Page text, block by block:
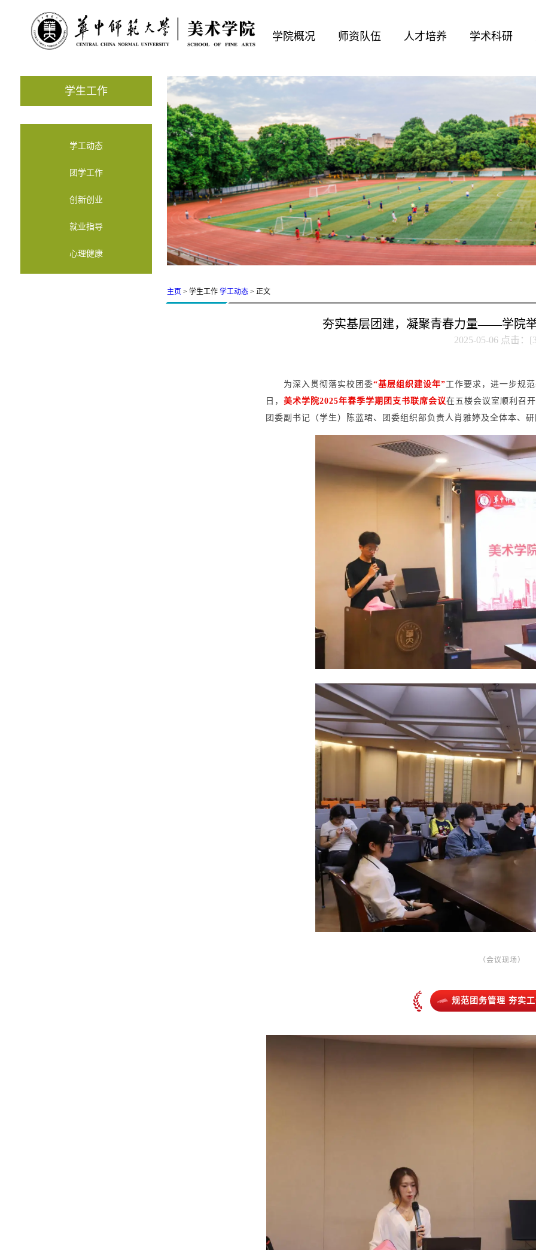
学院概况 师资队伍 人才培养 学术科研
学生工作
学工动态
团学工作
创新创业
就业指导
心理健康
主页 > 学生工作 学工动态 > 正文
夯实基层团建，凝聚青春力量——学院
2025-05-06 点击：[
为深入贯彻落实校团委“基层组织建设年”工作要求，进一步规
日， 美术学院2025年春季学期团支书联席会议在五楼会议室顺利召
团委副书记（学生）陈蓝珺、团委组织部负责人肖雅婷及全体本、
（会议现场）
规范团务管理 夯实